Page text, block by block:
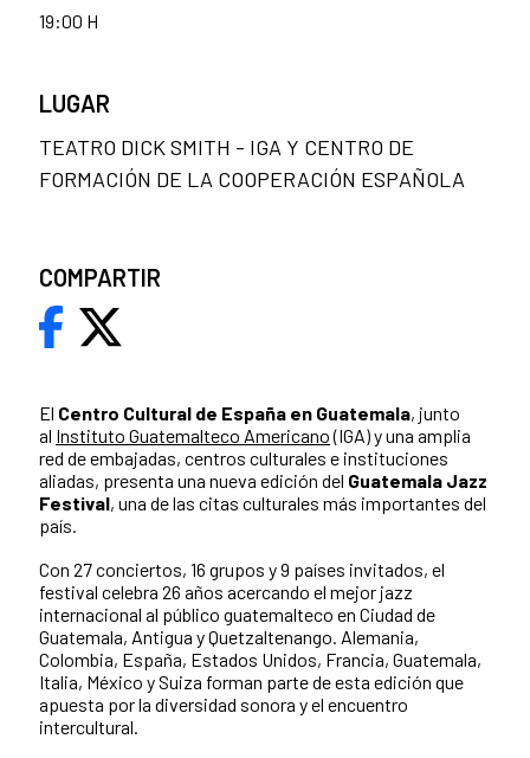
El Centro Cultural de España en Guatemala, junto
al Instituto Guatemalteco Americano(IGA) y una amplia
red de embajadas, centros culturales e instituciones
aliadas, presenta una nueva edición del Guatemala Jazz
Festival, una de las citas culturales más importantes del
país.
Con 27 conciertos, 16 grupos y 9 países invitados, el
festival celebra 26 años acercando el mejor jazz
internacional al público guatemalteco en Ciudad de
Guatemala, Antigua y Quetzaltenango. Alemania,
Colombia, España, Estados Unidos, Francia, Guatemala,
Italia, México y Suiza forman parte de esta edición que
apuesta por la diversidad sonora y el encuentro
intercultural.
19:00 H
LUGAR
TEATRO DICK SMITH - IGA Y CENTRO DE
FORMACIÓN DE LA COOPERACIÓN ESPAÑOLA
COMPARTIR